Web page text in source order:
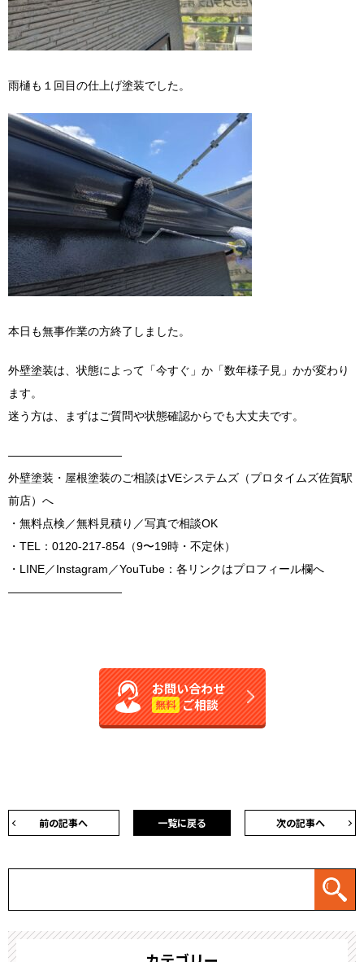
雨樋も１回目の仕上げ塗装でした。
本日も無事作業の方終了しました。
外壁塗装は、状態によって「今すぐ」か「数年様子見」かが変わり
ます。
迷う方は、まずはご質問や状態確認からでも大丈夫です。
――――――――――
外壁塗装・屋根塗装のご相談はVEシステムズ（プロタイムズ佐賀駅
前店）へ
・無料点検／無料見積り／写真で相談OK
・TEL：0120-217-854（9〜19時・不定休）
・LINE／Instagram／YouTube：各リンクはプロフィール欄へ
――――――――――
お問い合わせ
無料 ご相談
前の記事へ 次の記事へ
一覧に戻る